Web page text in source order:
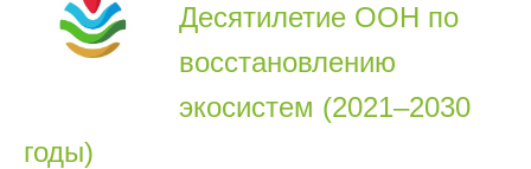
Десятилетие ООН по
восстановлению
экосистем (2021–2030
годы)